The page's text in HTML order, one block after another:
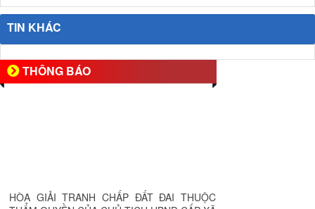
TIN KHÁC
THÔNG BÁO
HÒA GIẢI TRANH CHẤP ĐẤT ĐAI THUỘC
THẨM QUYỀN CỦA CHỦ TỊCH UBND CẤP XÃ